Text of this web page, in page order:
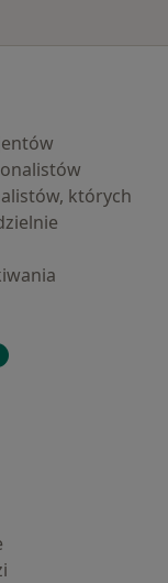
których